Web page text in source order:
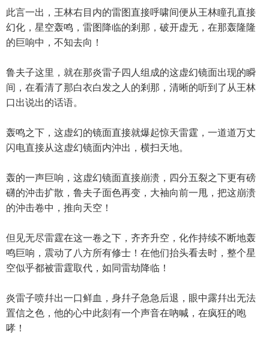
此言一出，王林右目内的雷图直接呼啸间便从王林瞳孔直接
幻化，星空轰鸣，雷图降临的剎那，破开虚无，在那轰隆隆
的巨响中，不知去向！
鲁夫子这里，就在那炎雷子四人组成的这虚幻镜面出现的瞬
间，在看清了那白衣白发之人的剎那，清晰的听到了从王林
口出说出的话语。
轰鸣之下，这虚幻的镜面直接就爆起惊天雷霆，一道道万丈
闪电直接从这虚幻镜面内沖出，横扫天地。
轰的一声巨响，这虚幻镜面直接崩溃，四分五裂之下更有磅
礴的沖击扩散，鲁夫子面色再变，大袖向前一甩，把这崩溃
的沖击卷中，推向天空！
但见无尽雷霆在这一卷之下，齐齐升空，化作持续不断地轰
鸣巨响，震动了八方所有修士！在他们抬头看去时，整个星
空似乎都被雷霆取代，如同雷劫降临！
炎雷子喷幷出一口鲜血，身幷子急急后退，眼中露幷出无法
置信之色，他的心中此刻有一个声音在吶喊，在疯狂的咆
哮！